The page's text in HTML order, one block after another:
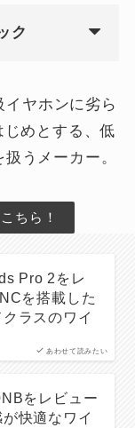
ク
ヤホンに劣ら
じめとする、低
うメーカー。
ちら！
あわせて読みたい
Pro 2をレ
を搭載した
ラスのワイ
をレビュー
が快適なワイ